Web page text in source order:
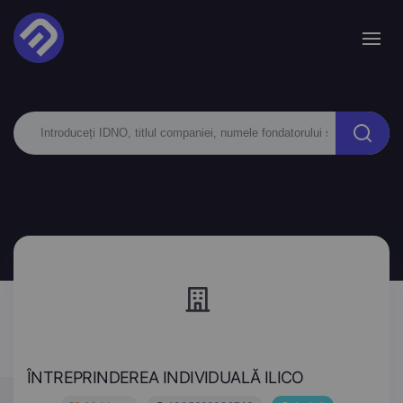
ÎNTREPRINDEREA INDIVIDUALĂ ILICO